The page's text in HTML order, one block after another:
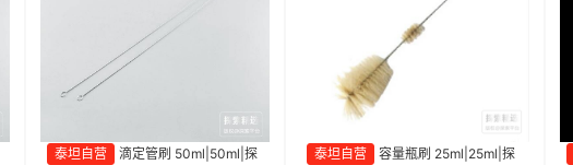
泰坦自营
滴定管刷 50ml|50ml|探
泰坦自营
容量瓶刷 25ml|25ml|探